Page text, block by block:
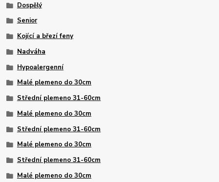
Dospělý
Senior
Kojící a březí feny
Nadváha
Hypoalergenní
Malé plemeno do 30cm
Střední plemeno 31-60cm
Malé plemeno do 30cm
Střední plemeno 31-60cm
Malé plemeno do 30cm
Střední plemeno 31-60cm
Malé plemeno do 30cm